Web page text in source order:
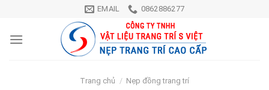
content
EMAIL 0862886277
Trang chủ / Nẹp đồng trang trí